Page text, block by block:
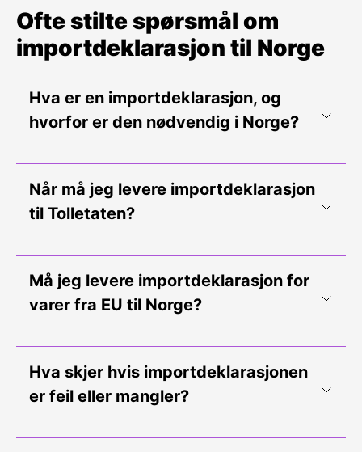
Ofte stilte spørsmål om
importdeklarasjon til Norge
Hva er en importdeklarasjon, og
hvorfor er den nødvendig i Norge?
Når må jeg levere importdeklarasjon
til Tolletaten?
Må jeg levere importdeklarasjon for
varer fra EU til Norge?
Hva skjer hvis importdeklarasjonen
er feil eller mangler?